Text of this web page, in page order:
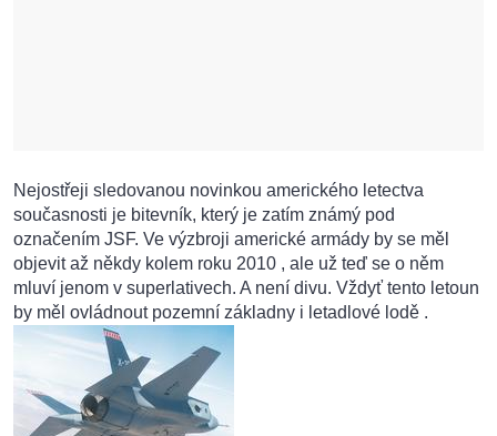
Nejostřeji sledovanou novinkou amerického letectva
současnosti je bitevník, který je zatím známý pod
označením JSF. Ve výzbroji americké armády by se měl
objevit až někdy kolem roku 2010 , ale už teď se o něm
mluví jenom v superlativech. A není divu. Vždyť tento letoun
by měl ovládnout pozemní základny i letadlové lodě .